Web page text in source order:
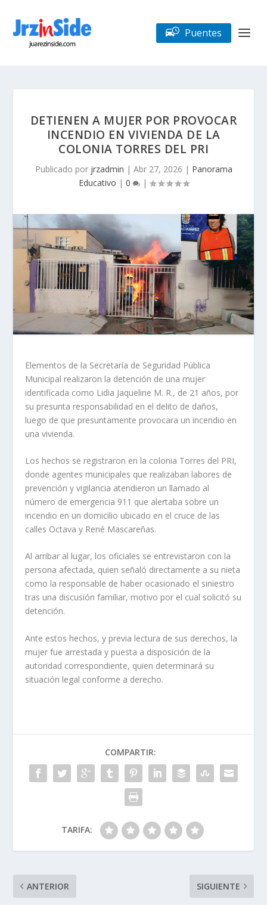
Puentes
DETIENEN A MUJER POR PROVOCAR
INCENDIO EN VIVIENDA DE LA
COLONIA TORRES DEL PRI
Publicado por jrzadmin | Abr 27, 2026 | Panorama
Educativo | 0 |
Elementos de la Secretaría de Seguridad Pública
Municipal realizaron la detención de una mujer
identificada como Lidia Jaqueline M. R., de 21 años, por
su presunta responsabilidad en el delito de daños,
luego de que presuntamente provocara un incendio en
una vivienda.
Los hechos se registraron en la colonia Torres del PRI,
donde agentes municipales que realizaban labores de
prevención y vigilancia atendieron un llamado al
número de emergencia 911 que alertaba sobre un
incendio en un domicilio ubicado en el cruce de las
calles Octava y René Mascareñas.
Al arribar al lugar, los oficiales se entrevistaron con la
persona afectada, quien señaló directamente a su nieta
como la responsable de haber ocasionado el siniestro
tras una discusión familiar, motivo por el cual solicitó su
detención.
Ante estos hechos, y previa lectura de sus derechos, la
mujer fue arrestada y puesta a disposición de la
autoridad correspondiente, quien determinará su
situación legal conforme a derecho.
COMPARTIR:
TARIFA:
ANTERIOR SIGUIENTE